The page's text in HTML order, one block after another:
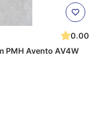
0.00
PMH Avento AV4W